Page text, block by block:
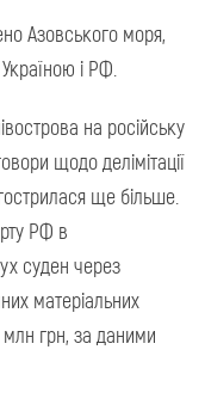
Азовського моря,
і РФ.
на російську
щодо делімітації
ще більше.
РФ в
суден через
матеріальних
млн грн, за даними